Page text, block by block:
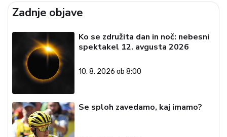
Zadnje objave
Ko se združita dan in noč: nebesni
spektakel 12. avgusta 2026
10. 8. 2026 ob 8:00
Se sploh zavedamo, kaj imamo?